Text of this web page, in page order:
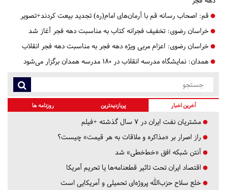
قم: اصحاب رسانه قم با آرمان‌های امام(ره) تجدید بیعت کردند+تصویر
خراسان رضوی: تخفیف فجرانه کتاب به مناسبت دهه فجر آغاز شد
خراسان رضوی: اعزام مربی ویژه دهه فجر به مناسبت دهه فجر انقلاب
همدان: نمایشگاه مدرسه انقلاب در ۱۸۰ مدرسه همدان برگزار می‌شود
آخرین اخبار پربازدیدترین روزنامه ها
مشتریان نفت ایران در ۷ سال گذشته +فیلم
راز اصرار بر «مذاکره و ملاقات به هر قیمت» چیست؟
آنتن شبکه افق «خط‌خطی» شد
اقتصاد ایران تحت تاثیر قطعنامه‌ها یا تحریم‌ آمریکا
خلع سلاح حزب‌الله پروژه‌ای تحمیلی و آمریکایی است